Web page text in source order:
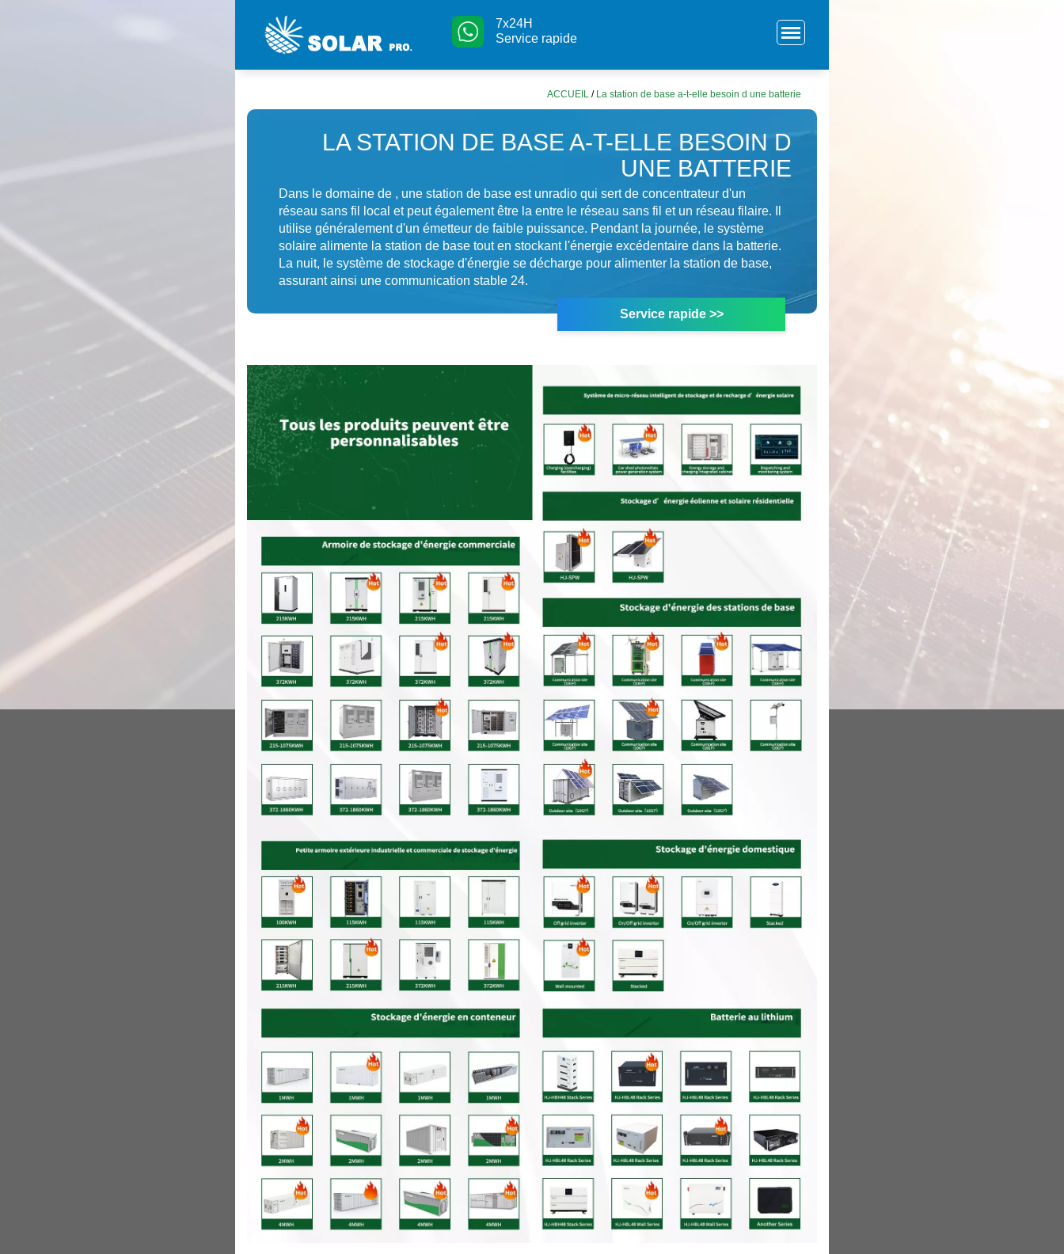
7x24H
Service rapide
ACCUEIL / La station de base a-t-elle besoin d une batterie
LA STATION DE BASE A-T-ELLE BESOIN D
UNE BATTERIE
Dans le domaine de , une station de base est unradio qui sert de concentrateur d'un
réseau sans fil local et peut également être la entre le réseau sans fil et un réseau filaire. Il
utilise généralement d'un émetteur de faible puissance. Pendant la journée, le système
solaire alimente la station de base tout en stockant l'énergie excédentaire dans la batterie.
La nuit, le système de stockage d'énergie se décharge pour alimenter la station de base,
assurant ainsi une communication stable 24.
Service rapide >>